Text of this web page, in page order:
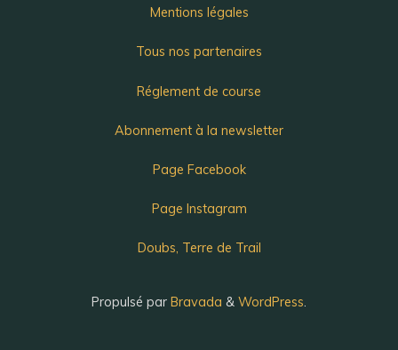
Mentions légales
Tous nos partenaires
Réglement de course
Abonnement à la newsletter
Page Facebook
Page Instagram
Doubs, Terre de Trail
Propulsé par Bravada & WordPress.